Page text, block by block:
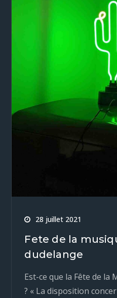
28 juillet 2021
Fete de la
dudelange
Est-ce que la Fête de la
? « La disposition